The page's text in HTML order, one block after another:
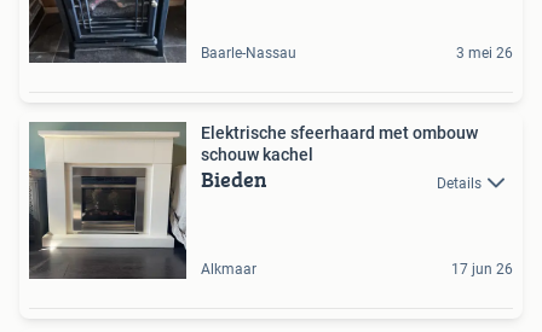
Baarle-Nassau 3 mei 26
Elektrische sfeerhaard met ombouw
schouw kachel
Bieden Details
Alkmaar 17 jun 26